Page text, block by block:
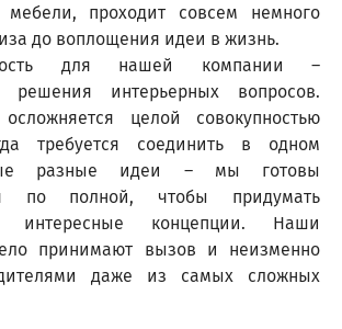
проходит совсем немного
до воплощения идеи в жизнь.
для нашей компании –
решения интерьерных вопросов.
целой совокупностью
требуется соединить в одном
разные идеи – мы готовы
по полной, чтобы придумать
интересные концепции. Наши
принимают вызов и неизменно
даже из самых сложных